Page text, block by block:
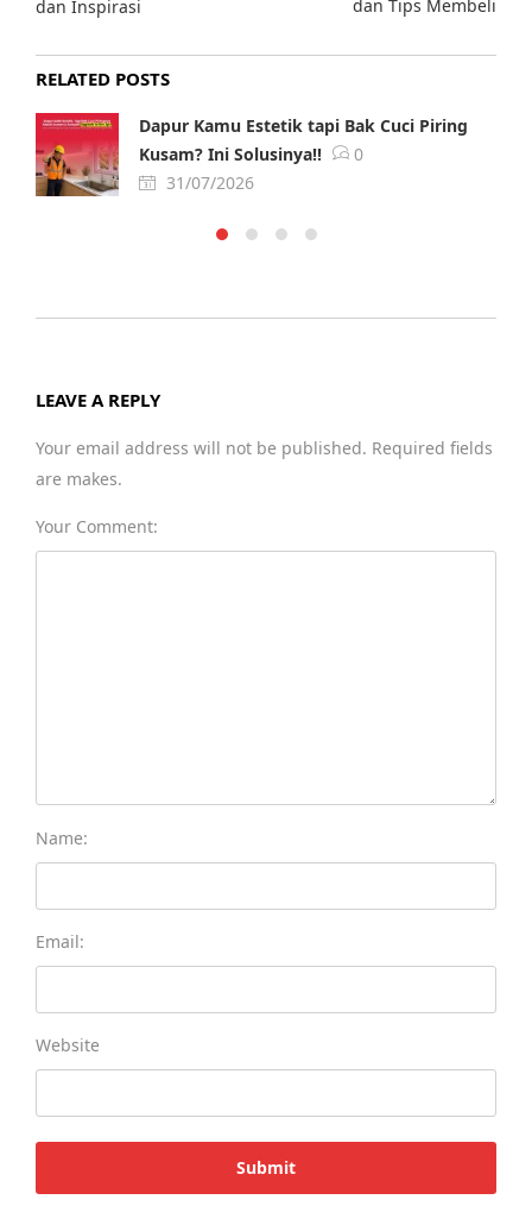
dan Inspirasi
dan Tips Membeli
RELATED POSTS
Dapur Kamu Estetik tapi Bak Cuci Piring
Kusam? Ini Solusinya!!
0
31/07/2026
LEAVE A REPLY
Your email address will not be published. Required fields
are makes.
Your Comment:
Name:
Email:
Website